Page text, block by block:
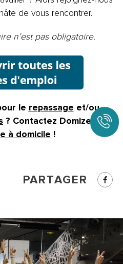
de vous rencontrer.
n’est pas obligatoire.
le repassage et/ou
? Contactez Domizen,
à domicile !
PARTAGER